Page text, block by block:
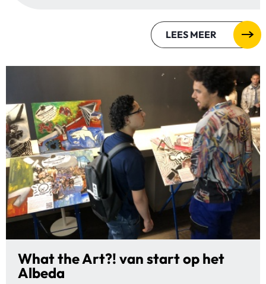
LEES MEER
What the Art?! van start op het
Albeda